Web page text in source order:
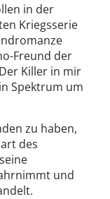
in der
Kriegsserie
Freund der
Killer in mir
Spektrum um
zu haben,
des
und